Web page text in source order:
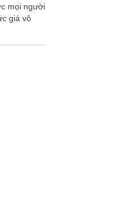
mọi người
giá vô